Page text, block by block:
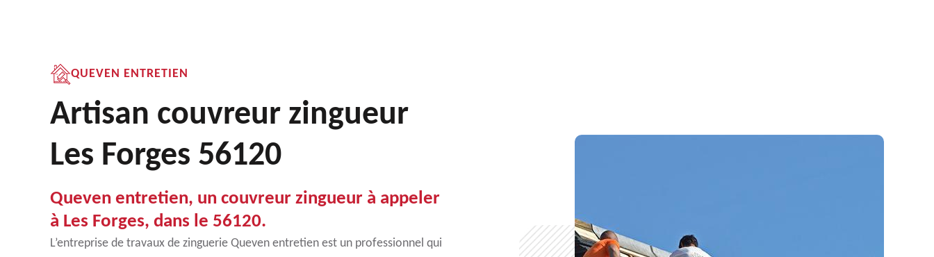
QUEVEN ENTRETIEN
Artisan couvreur zingueur
Les Forges 56120
Queven entretien, un couvreur zingueur à appeler
à Les Forges, dans le 56120.
L’entreprise de travaux de zinguerie Queven entretien est un professionnel qui